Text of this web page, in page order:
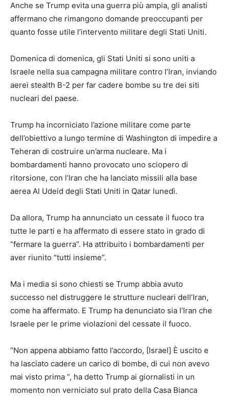
Anche se Trump evita una guerra più ampia, gli analisti
affermano che rimangono domande preoccupanti per
quanto fosse utile l’intervento militare degli Stati Uniti.
Domenica di domenica, gli Stati Uniti si sono uniti a
Israele nella sua campagna militare contro l’Iran, inviando
aerei stealth B-2 per far cadere bombe su tre dei siti
nucleari del paese.
Trump ha incorniciato l’azione militare come parte
dell’obiettivo a lungo termine di Washington di impedire a
Teheran di costruire un’arma nucleare. Ma i
bombardamenti hanno provocato uno sciopero di
ritorsione, con l’Iran che ha lanciato missili alla base
aerea Al Udeid degli Stati Uniti in Qatar lunedì.
Da allora, Trump ha annunciato un cessate il fuoco tra
tutte le parti e ha affermato di essere stato in grado di
“fermare la guerra”. Ha attribuito i bombardamenti per
aver riunito “tutti insieme”.
Ma i media si sono chiesti se Trump abbia avuto
successo nel distruggere le strutture nucleari dell’Iran,
come ha affermato. E Trump ha denunciato sia l’Iran che
Israele per le prime violazioni del cessate il fuoco.
“Non appena abbiamo fatto l’accordo, [Israel] È uscito e
ha lasciato cadere un carico di bombe, di cui non avevo
mai visto prima “, ha detto Trump ai giornalisti in un
momento non verniciato sul prato della Casa Bianca